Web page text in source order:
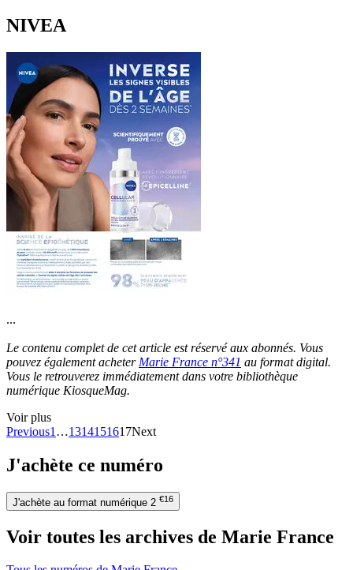
NIVEA
...
Le contenu complet de cet article est réservé aux abonnés. Vous
pouvez également acheter Marie France n°341 au format digital.
Vous le retrouverez immédiatement dans votre bibliothèque
numérique KiosqueMag.
Voir plus
Previous1 …1314151617Next
J'achète ce numéro
J'achète au format numérique 2 €16
Voir toutes les archives de Marie France